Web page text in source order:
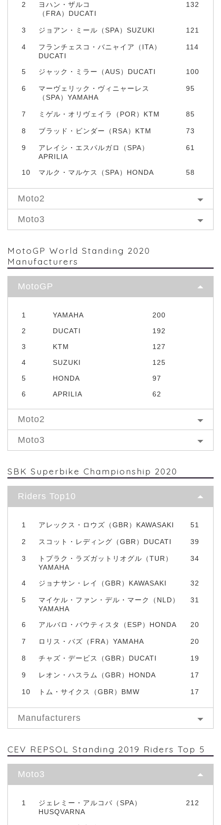
2
ヨハン・ザルコ
（FRA）DUCATI
132
3 ジョアン・ミール（SPA）SUZUKI 121
4
フランチェスコ・バニャイア（ITA）
DUCATI
114
5 ジャック・ミラー（AUS）DUCATI 100
6
マーヴェリック・ヴィニャーレス
（SPA）YAMAHA
95
7 ミゲル・オリヴェイラ（POR）KTM 85
8 ブラッド・ビンダー（RSA）KTM 73
9
アレイシ・エスパルガロ（SPA）
APRILIA
61
10 マルク・マルケス（SPA）HONDA 58
Moto2
Moto3
MotoGP World Standing 2020
Manufacturers
MotoGP
1 YAMAHA
200
2
DUCATI
192
3
KTM
127
4
SUZUKI
125
5
HONDA
97
6
APRILIA 62
Moto2
Moto3
SBK Superbike Championship 2020
Riders Top10
1 アレックス・ロウズ（GBR）KAWASAKI 51
2 スコット・レディング（GBR）DUCATI 39
3
トプラク・ラズガットリオグル（TUR）
YAMAHA
34
4 ジョナサン・レイ（GBR）KAWASAKI 32
5
マイケル・ファン・デル・マーク（NLD）
YAMAHA
31
6 アルバロ・バウティスタ（ESP）HONDA 20
7 ロリス・バズ（FRA）YAMAHA 20
8 チャズ・デービス（GBR）DUCATI 19
9 レオン・ハスラム（GBR）HONDA 17
10 トム・サイクス（GBR）BMW 17
Manufacturers
CEV REPSOL Standing 2019 Riders Top 5
Moto3
1
ジェレミー・アルコバ（SPA）
HUSQVARNA
212